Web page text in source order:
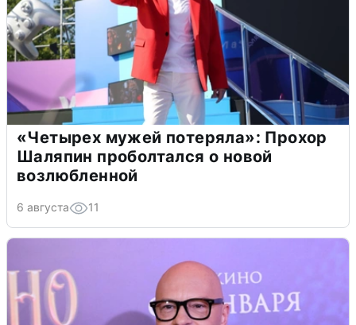
«Четырех мужей потеряла»: Прохор
Шаляпин проболтался о новой
возлюбленной
6 августа 11